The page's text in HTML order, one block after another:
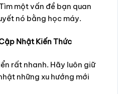
một vấn đề bạn quan
nó bằng học máy.
Nhật Kiến Thức
rất nhanh. Hãy luôn giữ
những xu hướng mới